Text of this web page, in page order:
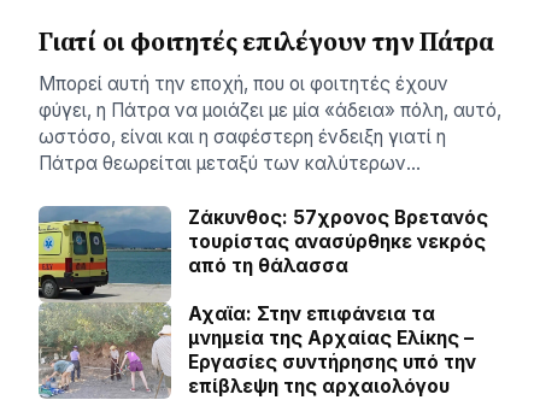
Γιατί οι φοιτητές επιλέγουν την Πάτρα
Μπορεί αυτή την εποχή, που οι φοιτητές έχουν
φύγει, η Πάτρα να μοιάζει με μία «άδεια» πόλη, αυτό,
ωστόσο, είναι και η σαφέστερη ένδειξη γιατί η
Πάτρα θεωρείται μεταξύ των καλύτερων…
Ζάκυνθος: 57χρονος Βρετανός
τουρίστας ανασύρθηκε νεκρός
από τη θάλασσα
Αχαϊα: Στην επιφάνεια τα
μνημεία της Αρχαίας Ελίκης –
Εργασίες συντήρησης υπό την
επίβλεψη της αρχαιολόγου